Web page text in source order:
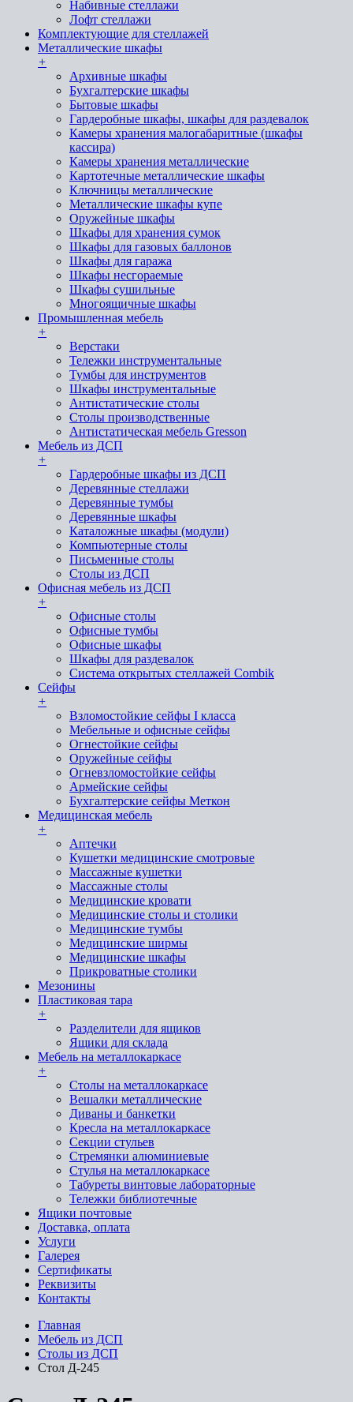
Набивные стеллажи
Лофт стеллажи
Комплектующие для стеллажей
Металлические шкафы
+
Архивные шкафы
Бухгалтерские шкафы
Бытовые шкафы
Гардеробные шкафы, шкафы для раздевалок
Камеры хранения малогабаритные (шкафы
кассира)
Камеры хранения металлические
Картотечные металлические шкафы
Ключницы металлические
Металлические шкафы купе
Оружейные шкафы
Шкафы для хранения сумок
Шкафы для газовых баллонов
Шкафы для гаража
Шкафы несгораемые
Шкафы сушильные
Многоящичные шкафы
Промышленная мебель
+
Верстаки
Тележки инструментальные
Тумбы для инструментов
Шкафы инструментальные
Антистатические столы
Столы производственные
Антистатическая мебель Gresson
Мебель из ДСП
+
Гардеробные шкафы из ДСП
Деревянные стеллажи
Деревянные тумбы
Деревянные шкафы
Каталожные шкафы (модули)
Компьютерные столы
Письменные столы
Столы из ДСП
Офисная мебель из ДСП
+
Офисные столы
Офисные тумбы
Офисные шкафы
Шкафы для раздевалок
Система открытых стеллажей Combik
Сейфы
+
Взломостойкие сейфы I класса
Мебельные и офисные сейфы
Огнестойкие сейфы
Оружейные сейфы
Огневзломостойкие сейфы
Армейские сейфы
Бухгалтерские сейфы Меткон
Медицинская мебель
+
Аптечки
Кушетки медицинские смотровые
Массажные кушетки
Массажные столы
Медицинские кровати
Медицинские столы и столики
Медицинские тумбы
Медицинские ширмы
Медицинские шкафы
Прикроватные столики
Мезонины
Пластиковая тара
+
Разделители для ящиков
Ящики для склада
Мебель на металлокаркасе
+
Cтолы на металлокаркасе
Вешалки металлические
Диваны и банкетки
Кресла на металлокаркасе
Секции стульев
Стремянки алюминиевые
Стулья на металлокаркасе
Табуреты винтовые лабораторные
Тележки библиотечные
Ящики почтовые
Доставка, оплата
Услуги
Галерея
Сертификаты
Реквизиты
Контакты
Главная
Мебель из ДСП
Столы из ДСП
Стол Д-245